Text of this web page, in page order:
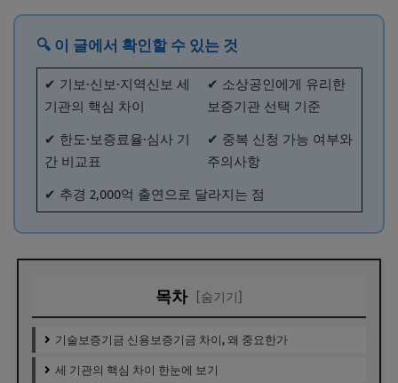
🔍 이 글에서 확인할 수 있는 것
✔ 기보·신보·지역신보 세
기관의 핵심 차이
✔ 소상공인에게 유리한
보증기관 선택 기준
✔ 한도·보증료율·심사 기
간 비교표
✔ 중복 신청 가능 여부와
주의사항
✔ 추경 2,000억 출연으로 달라지는 점
목차 [숨기기]
기술보증기금 신용보증기금 차이, 왜 중요한가
세 기관의 핵심 차이 한눈에 보기